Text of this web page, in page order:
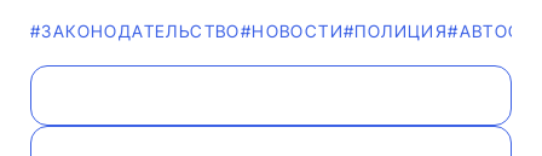
#ЗАКОНОДАТЕЛЬСТВО#НОВОСТИ#ПОЛИЦИЯ